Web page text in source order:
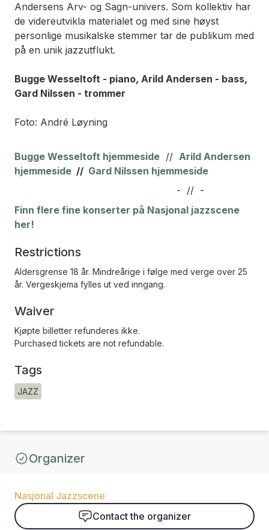
Andersens Arv- og Sagn-univers. Som kollektiv har
de videreutvikla materialet og med sine høyst
personlige musikalske stemmer tar de publikum med
på en unik jazzutflukt.
Bugge Wesseltoft - piano, Arild Andersen - bass,
Gard Nilssen - trommer
Foto: André Løyning
Bugge Wesseltoft hjemmeside // Arild Andersen
hjemmeside // Gard Nilssen hjemmeside
- // -
Finn flere fine konserter på Nasjonal jazzscene
her!
Restrictions
Aldersgrense 18 år. Mindreårige i følge med verge over 25
år. Vergeskjema fylles ut ved inngang.
Waiver
Kjøpte billetter refunderes ikke.
Purchased tickets are not refundable.
Tags
JAZZ
Organizer
Nasjonal Jazzscene
Contact the organizer